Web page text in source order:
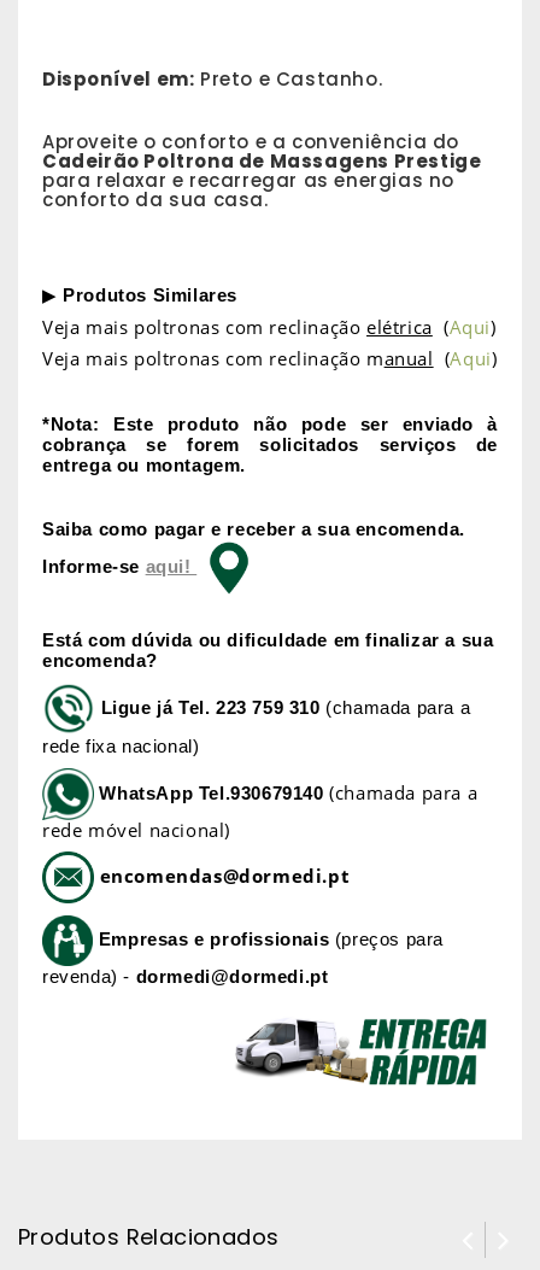
Disponível em: Preto e Castanho.
Aproveite o conforto e a conveniência do
Cadeirão Poltrona de Massagens Prestige
para relaxar e recarregar as energias no
conforto da sua casa.
▶ Produtos Similares
Veja mais poltronas com reclinaçãoelétrica (Aqui)
Veja mais poltronas com reclinação manual (Aqui)
*Nota: Este produto não pode ser enviado à
cobrança se forem solicitados serviços de
entrega ou montagem.
Saiba como pagar e receber a sua encomenda.
Informe-se aqui!
Está com dúvida ou dificuldade em finalizar a sua
encomenda?
Ligue já Tel. 223 759 310 (chamada para a
rede fixa nacional)
WhatsApp Tel.930679140 (chamada para a
rede móvel nacional)
encomendas@dormedi.pt
Empresas e profissionais (preços para
revenda) - dormedi@dormedi.pt
Produtos Relacionados